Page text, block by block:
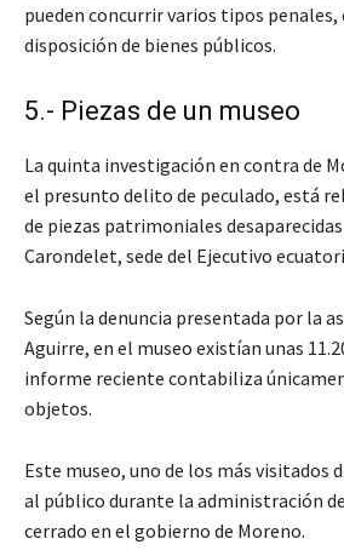
pueden concurrir varios tipos penales,
disposición de bienes públicos.
5.- Piezas de un museo
La quinta investigación en contra de
el presunto delito de peculado, está
de piezas patrimoniales desaparecidas
Carondelet, sede del Ejecutivo
Según la denuncia presentada por la
Aguirre, en el museo existían unas
informe reciente contabiliza
objetos.
Este museo, uno de los más visitados
al público durante la administración
cerrado en el gobierno de Moreno.